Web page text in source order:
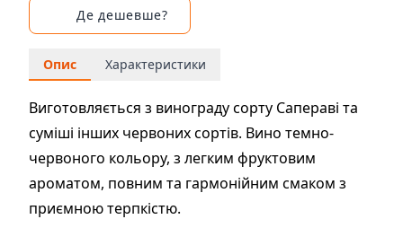
Де дешевше?
Опис Характеристики
Виготовляється з винограду сорту Сапераві та
суміші інших червоних сортів. Вино темно-
червоного кольору, з легким фруктовим
ароматом, повним та гармонійним смаком з
приємною терпкістю.